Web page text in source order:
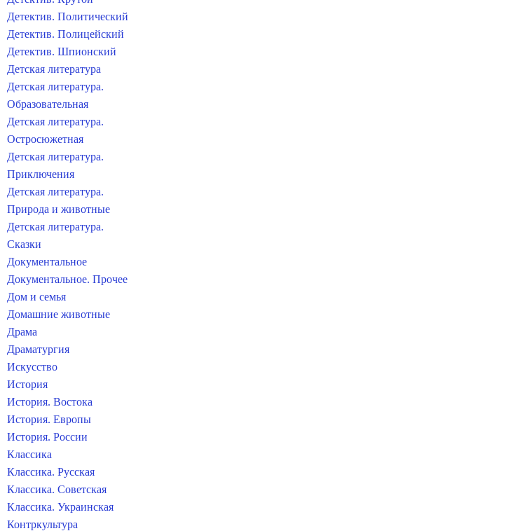
Детектив. Политический
Детектив. Полицейский
Детектив. Шпионский
Детская литература
Детская литература.
Образовательная
Детская литература.
Остросюжетная
Детская литература.
Приключения
Детская литература.
Природа и животные
Детская литература.
Сказки
Документальное
Документальное. Прочее
Дом и семья
Домашние животные
Драма
Драматургия
Искусство
История
История. Востока
История. Европы
История. России
Классика
Классика. Русская
Классика. Советская
Классика. Украинская
Контркультура